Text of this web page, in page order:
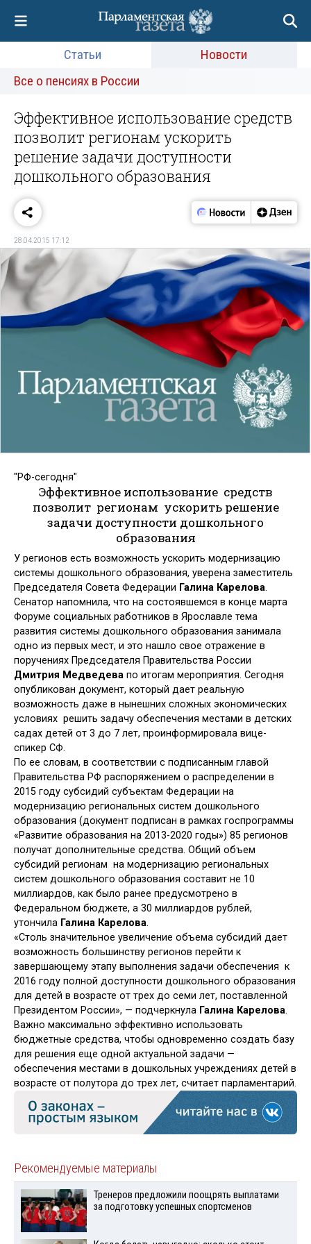
Статьи
Новости
Все о пенсиях в России
Эффективное использование средств
позволит регионам ускорить
решение задачи доступности
дошкольного образования
28.04.2015 17:12
"РФ-сегодня"
Эффективное использование средств
позволит регионам ускорить решение
задачи доступности дошкольного
образования
У регионов есть возможность ускорить модернизацию
системы дошкольного образования, уверена заместитель
Председателя Совета Федерации Галина Карелова.
Сенатор напомнила, что на состоявшемся в конце марта
Форуме социальных работников в Ярославле тема
развития системы дошкольного образования занимала
одно из первых мест, и это нашло свое отражение в
поручениях Председателя Правительства России
Дмитрия Медведева по итогам мероприятия. Сегодня
опубликован документ, который дает реальную
возможность даже в нынешних сложных экономических
условиях решить задачу обеспечения местами в детских
садах детей от 3 до 7 лет, проинформировала вице-
спикер СФ.
По ее словам, в соответствии с подписанным главой
Правительства РФ распоряжением о распределении в
2015 году субсидий субъектам Федерации на
модернизацию региональных систем дошкольного
образования (документ подписан в рамках госпрограммы
«Развитие образования на 2013-2020 годы») 85 регионов
получат дополнительные средства. Общий объем
субсидий регионам на модернизацию региональных
систем дошкольного образования составит не 10
миллиардов, как было ранее предусмотрено в
Федеральном бюджете, а 30 миллиардов рублей,
утончила Галина Карелова.
«Столь значительное увеличение объема субсидий дает
возможность большинству регионов перейти к
завершающему этапу выполнения задачи обеспечения к
2016 году полной доступности дошкольного образования
для детей в возрасте от трех до семи лет, поставленной
Президентом России», — подчеркнула Галина Карелова.
Важно максимально эффективно использовать
бюджетные средства, чтобы одновременно создать базу
для решения еще одной актуальной задачи —
обеспечения местами в дошкольных учреждениях детей в
возрасте от полутора до трех лет, считает парламентарий.
Рекомендуемые материалы
Тренеров предложили поощрять выплатами
за подготовку успешных спортсменов